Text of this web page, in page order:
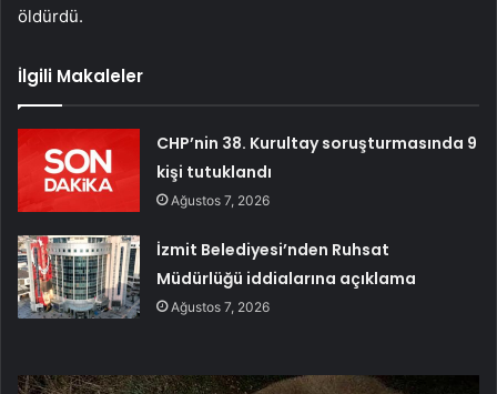
öldürdü.
İlgili Makaleler
CHP’nin 38. Kurultay soruşturmasında 9
kişi tutuklandı
Ağustos 7, 2026
İzmit Belediyesi’nden Ruhsat
Müdürlüğü iddialarına açıklama
Ağustos 7, 2026